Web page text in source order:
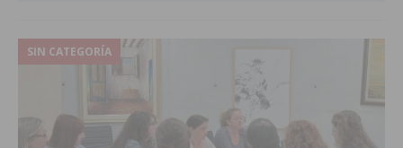
SIN CATEGORÍA